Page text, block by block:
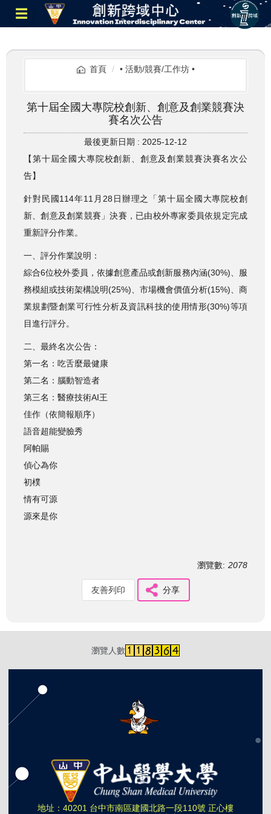
跳
到
主
區
☰
首頁 • 活動/競賽/工作坊 •
第十屆全國大專院校創新、創意及創業競賽決
賽名次公告
最後更新日期 : 2025-12-12
【第十屆全國大專院校創新、創意及創業競賽決賽名次公
告】
針對民國114年11月28日辦理之「第十屆全國大專院校創
新、創意及創業競賽」決賽，已由校外專家委員依規定完成
重新評分作業。
一、評分作業說明：
綜合6位校外委員，依據創意產品或創新服務內涵(30%)、服
務模組或技術架構說明(25%)、市場機會價值分析(15%)、商
業規劃暨創業可行性分析及資訊科技的使用情形(30%)等項
目進行評分。
二、最終名次公告：
第一名：吃舌麼最健康
第二名：腦動智造者
第三名：醫療技術AI王
佳作（依簡報順序）
語音超能變臉秀
阿帕賜
偵心為你
初樸
情有可源
源來是你
瀏覽數: 2078
友善列印 分享
瀏覽人數
地址：40201 台中市南區建國北路一段110號 正心樓